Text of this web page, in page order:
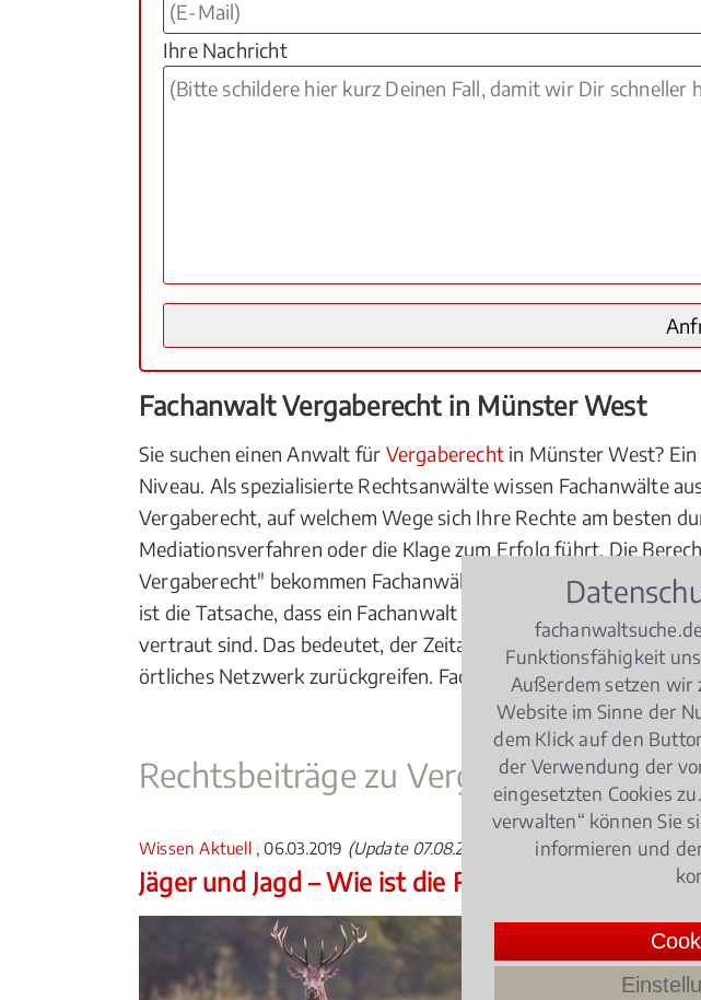
Ihre Nachricht
Fachanwalt Vergaberecht in Münster West
Sie suchen einen Anwalt für Vergaberecht in Münster West?
Niveau. Als spezialisierte Rechtsanwälte wissen Fachanwälte
Vergaberecht, auf welchem Wege sich Ihre Rechte am besten
Mediationsverfahren oder die Klage zum Erfolg führt. Die
Vergaberecht" bekommen Fachanwälte von der für Münster
ist die Tatsache, dass ein Fachanwalt in Münster West für Sie
vertraut sind. Das bedeutet, der Zeitaufwand auf beiden Seiten
örtliches Netzwerk zurückgreifen. Fachanwalt für Vergaberecht
Rechtsbeiträge zu Vergaberecht
Wissen Aktuell , 06.03.2019 (Update 07.08.2026)
Jäger und Jagd – Wie ist die Rechtslage?
Die Zahl der
Treibjagd oder
Recht und
Funktionsfähigkeit
Außerdem setzen
Website im Sinne der
dem Klick auf den
der Verwendung der
eingesetzten Cookies
verwalten“ können Sie
informieren und